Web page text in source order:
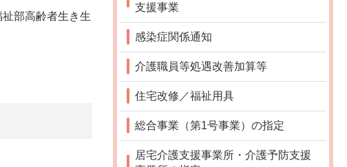
部高齢者生き生
支援事業
感染症関係通知
介護職員等処遇改善加算等
住宅改修／福祉用具
総合事業（第1号事業）の指定
居宅介護支援事業所・介護予防支援